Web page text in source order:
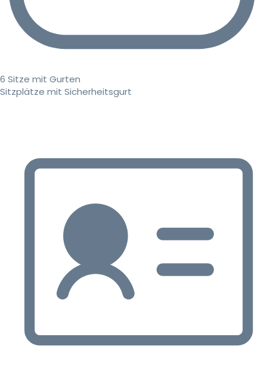
6 Sitze mit Gurten
Sitzplätze mit Sicherheitsgurt